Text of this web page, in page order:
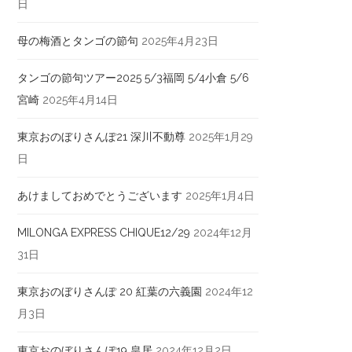
日
母の梅酒とタンゴの節句 2025年4月23日
タンゴの節句ツアー2025 5/3福岡 5/4小倉 5/6
宮崎 2025年4月14日
東京おのぼりさんぽ21 深川不動尊 2025年1月29
日
あけましておめでとうございます 2025年1月4日
MILONGA EXPRESS CHIQUE12/29 2024年12月
31日
東京おのぼりさんぽ 20 紅葉の六義園 2024年12
月3日